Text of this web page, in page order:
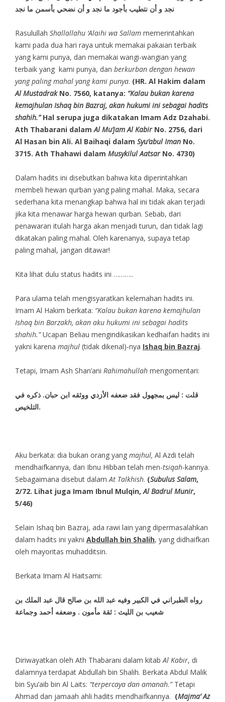
نجد و أن نتطيب بأجود ما نجد و أن نضحي بأسمن ما نجد
Rasulullah Shallallahu ‘Alaihi wa Sallammemerintahkan
kami pada dua hari raya untuk memakai pakaian terbaik
yang kami punya, dan memakai wangi-wangian yang
terbaik yang kami punya, dan berkurban dengan hewan
yang paling mahal yang kami punya. (HR. Al Hakim dalam
Al MustadrakNo. 7560, katanya: “Kalau bukan karena
kemajhulan Ishaq bin Bazraj, akan hukumi ini sebagai hadits
shahih.”Hal serupa juga dikatakan Imam Adz Dzahabi.
Ath Thabarani dalamAl Mu’jam Al KabirNo. 2756, dari
Al Hasan bin Ali. Al Baihaqi dalam Syu’abul ImanNo.
3715. Ath Thahawi dalam Musykilul AatsarNo. 4730)
Dalam hadits ini disebutkan bahwa kita diperintahkan
membeli hewan qurban yang paling mahal. Maka, secara
sederhana kita menangkap bahwa hal ini tidak akan terjadi
jika kita menawar harga hewan qurban. Sebab, dari
penawaran itulah harga akan menjadi turun, dan tidak lagi
dikatakan paling mahal. Oleh karenanya, supaya tetap
paling mahal, jangan ditawar!
Kita lihat dulu status hadits ini ………..
Para ulama telah mengisyaratkan kelemahan hadits ini.
Imam Al Hakim berkata: “Kalau bukan karena kemajhulan
Ishaq bin Barzakh, akan aku hukumi ini sebagai hadits
shahih.”Ucapan Beliau mengindikasikan kedhaifan hadits ini
yakni karena majhul(tidak dikenal)-nya Ishaq bin Bazraj.
Tetapi, Imam Ash Shan’ani Rahimahullahmengomentari:
قلت : ليس بمجهول فقد ضعفه الأزدي ووثقه ابن حبان. ذكره في
التلخيص.
Aku berkata: dia bukan orang yang majhul, Al Azdi telah
mendhaifkannya, dan Ibnu Hibban telah men-tsiqah-kannya.
Sebagaimana disebut dalamAt Talkhish. (Subulus Salam,
2/72. Lihat juga Imam Ibnul Mulqin,Al Badrul Munir,
5/46)
Selain Ishaq bin Bazraj, ada rawi lain yang dipermasalahkan
dalam hadits ini yakni Abdullah bin Shalih, yang didhaifkan
oleh mayoritas muhadditsin.
Berkata Imam Al Haitsami:
رواه الطبراني في الكبير وفيه عبد الله بن صالح قال عبد الملك بن
شعيب بن الليث : ثقة مأمون . وضعفه أحمد وجماعة
Diriwayatkan oleh Ath Thabarani dalam kitabAl Kabir, di
dalamnya terdapat Abdullah bin Shalih. Berkata Abdul Malik
bin Syu’aib bin Al Laits: “terpercaya dan amanah.”Tetapi
Ahmad dan jamaah ahli hadits mendhaifkannya. (Majma’ Az